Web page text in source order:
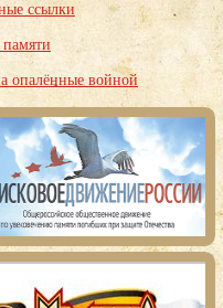
ссылки
опалённые войной